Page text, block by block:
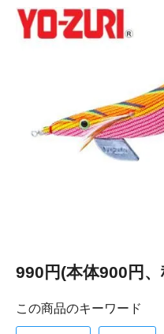
990円(本体900円
この商品のキーワード